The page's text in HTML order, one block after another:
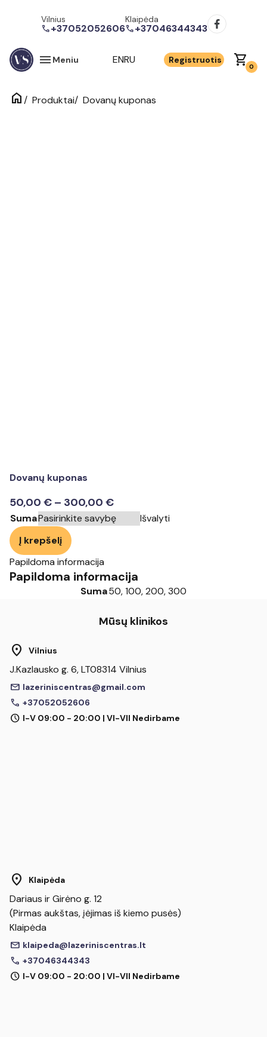
Vilnius
call+37052052606
Klaipėda
call+37046344343
menu Meniu ENRU Registruotis shopping_cart0
home/ Produktai/ Dovanų kuponas
Dovanų kuponas
50,00 € – 300,00 €Price
range:
Suma
Išvalyti
produkto
kiekis:
Dovanų
kuponas
Į krepšelį
Papildoma informacija
Papildoma informacija
Suma50, 100, 200, 300
Mūsų klinikos
location_on Vilnius
J.Kazlausko g. 6, LT08314 Vilnius
mail lazeriniscentras@gmail.com
call +37052052606
schedule I-V 09:00 - 20:00 | VI-VII Nedirbame
location_on Klaipėda
Dariaus ir Girėno g. 12
(Pirmas aukštas, įėjimas iš kiemo pusės)
Klaipėda
mail klaipeda@lazeriniscentras.lt
call +37046344343
schedule I-V 09:00 - 20:00 | VI-VII Nedirbame